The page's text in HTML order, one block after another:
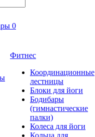
0
Фитнес
Координационные
лестницы
Блоки для йоги
Бодибары
(гимнастические
палки)
Колеса для йоги
Кольца для